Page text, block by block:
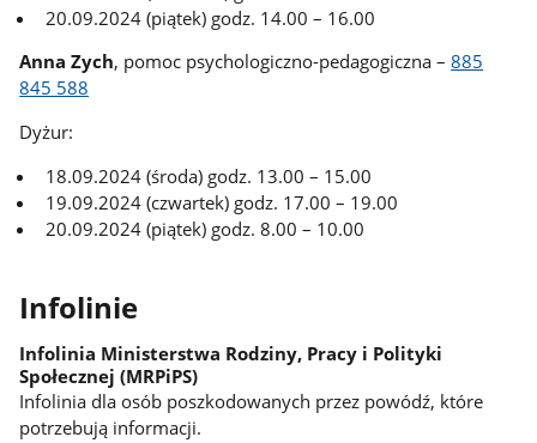
20.09.2024 (piątek) godz. 14.00 – 16.00
Anna Zych, pomoc psychologiczno-pedagogiczna –885
845 588
Dyżur:
18.09.2024 (środa) godz. 13.00 – 15.00
19.09.2024 (czwartek) godz. 17.00 – 19.00
20.09.2024 (piątek) godz. 8.00 – 10.00
Infolinie
Infolinia Ministerstwa Rodziny, Pracy i Polityki
Społecznej (MRPiPS)
Infolinia dla osób poszkodowanych przez powódź, które
potrzebują informacji.